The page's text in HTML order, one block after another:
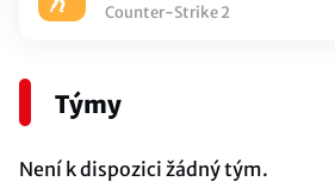
Counter-Strike 2
Týmy
Není k dispozici žádný tým.